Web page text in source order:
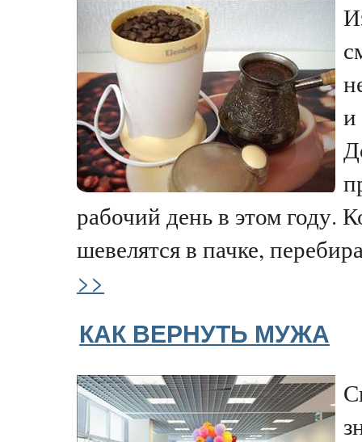
и
рабочий день в этом году.
шевелятся в пачке,
>>
КАК ВЕРНУТЬ МУЖА